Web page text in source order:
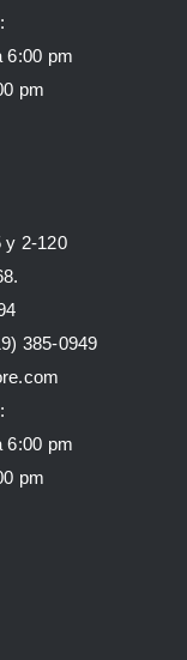
6:00 pm
pm
y 2-120
385-0949
6:00 pm
pm